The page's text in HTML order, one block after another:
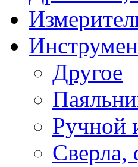
Другое
Ручной
Сверла,